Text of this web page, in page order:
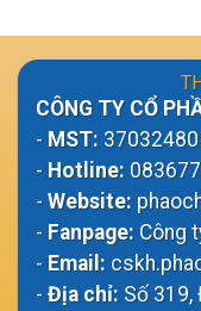
CÔNG TY CỔ
- MST:
- Hotline:
- Website:
- Fanpage: Công
- Email:
- Địa chỉ: Số 319,